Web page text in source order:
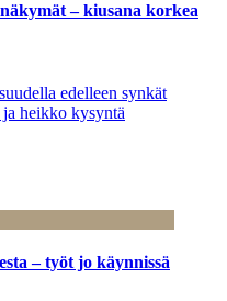
– kiusana korkea
edelleen synkät
heikko kysyntä
– työt jo käynnissä